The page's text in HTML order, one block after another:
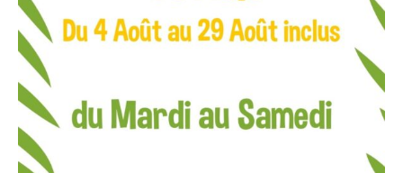
Une entrée offerte pour une prochaine visite à
ZIG Jump ou Zig Laser
JE RÉSERVE